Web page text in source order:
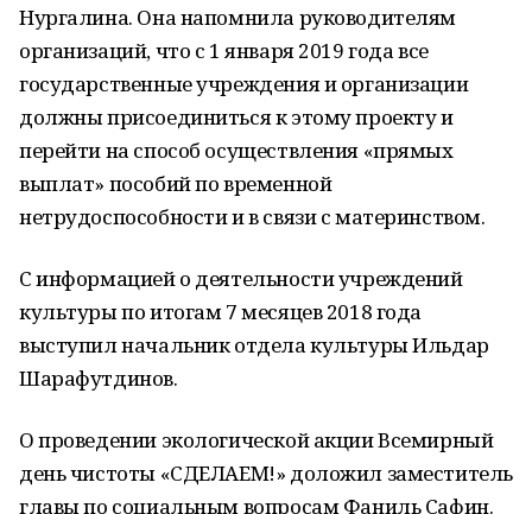
Нургалина. Она напомнила руководителям
организаций, что с 1 января 2019 года все
государственные учреждения и организации
должны присоединиться к этому проекту и
перейти на способ осуществления «прямых
выплат» пособий по временной
нетрудоспособности и в связи с материнством.
С информацией о деятельности учреждений
культуры по итогам 7 месяцев 2018 года
выступил начальник отдела культуры Ильдар
Шарафутдинов.
О проведении экологической акции Всемирный
день чистоты «СДЕЛАЕМ!» доложил заместитель
главы по социальным вопросам Фаниль Сафин.